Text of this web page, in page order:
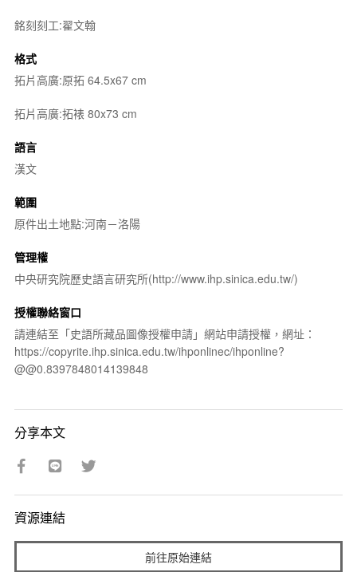
銘刻刻工:翟文翰
格式
拓片高廣:原拓 64.5x67 cm
拓片高廣:拓裱 80x73 cm
語言
漢文
範圍
原件出土地點:河南－洛陽
管理權
中央研究院歷史語言研究所(http://www.ihp.sinica.edu.tw/)
授權聯絡窗口
請連結至「史語所藏品圖像授權申請」網站申請授權，網址：
https://copyrite.ihp.sinica.edu.tw/ihponlinec/ihponline?
@@0.8397848014139848
分享本文
資源連結
前往原始連結